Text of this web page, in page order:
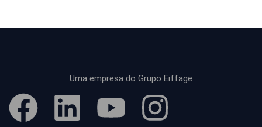
Uma empresa do Grupo Eiffage